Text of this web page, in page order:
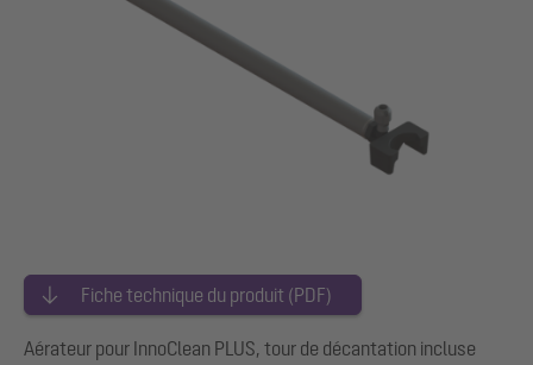
Fiche technique du produit (PDF)
Aérateur pour InnoClean PLUS, tour de décantation incluse